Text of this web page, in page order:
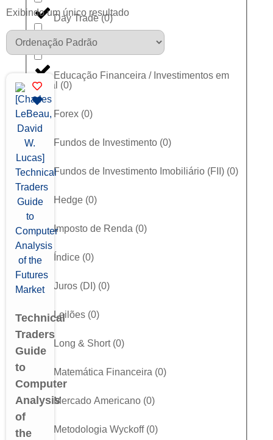
Day Trade(0)
Dólar(0)
Educação Financeira / Investimentos em
Geral (0)
Forex (0)
Fundos de Investimento (0)
Fundos de Investimento Imobiliário (FII) (0)
Hedge (0)
Imposto de Renda (0)
Índice (0)
Juros (DI) (0)
Leilões (0)
Long & Short (0)
Matemática Financeira (0)
Mercado Americano (0)
Metodologia Wyckoff (0)
Exibindo um único resultado
Technical
Traders
Guide
to
Computer
Analysis
of
the